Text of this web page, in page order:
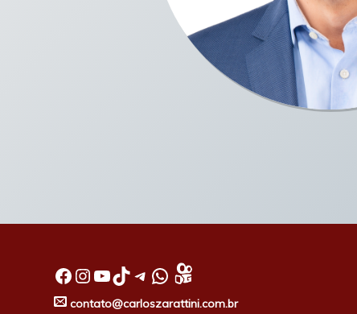
Facebook InstagramYoutube TikTok Telegram WhatsApp
contato@carloszarattini.com.br